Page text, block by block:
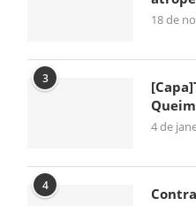
18 de
3
4 de
4